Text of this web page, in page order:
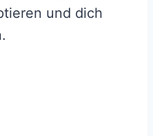
und dich